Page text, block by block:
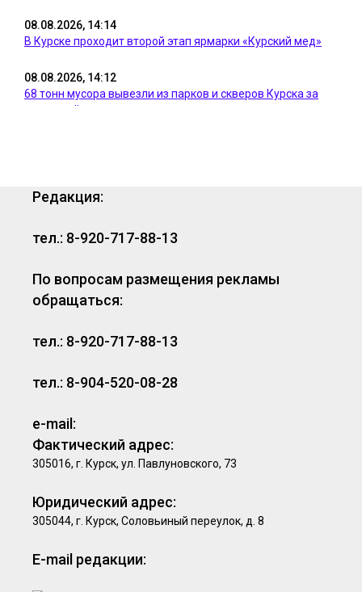
08.08.2026, 14:14
В Курске проходит второй этап ярмарки «Курский мед»
08.08.2026, 14:12
68 тонн мусора вывезли из парков и скверов Курска за
семь дней
Губернатор Курской области навестил пострадавших в
больнице после атак ВСУ
08.08.2026, 10:47
Мэр Курска поздравил жителей с Днём физкультурника
08.08.2026, 10:29
В Курской области обезвредили 5 взрывоопасных
предметов и потушили 8 пожаров
08.08.2026, 09:24
разрушения в четырёх районах
В Медвенке Курской области открыли теннисный корт и
Редакция:
тел.: 8-920-717-88-13
По вопросам размещения рекламы
обращаться:
тел.: 8-920-717-88-13
тел.: 8-904-520-08-28
e-mail:
Фактический адрес:
305016, г. Курск, ул. Павлуновского, 73
Юридический адрес:
305044, г. Курск, Соловьиный переулок, д. 8
E-mail редакции: